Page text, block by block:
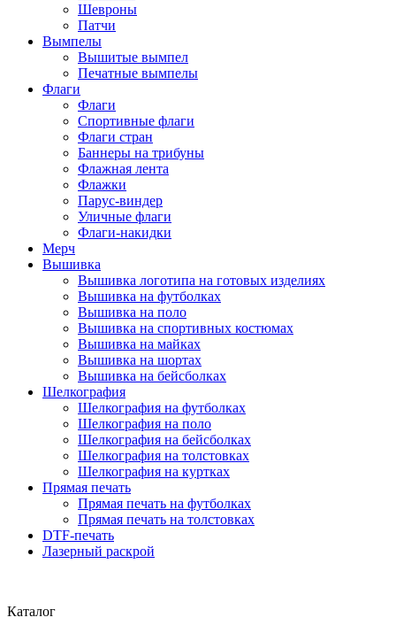
Шевроны
Патчи
Вымпелы
Вышитые вымпел
Печатные вымпелы
Флаги
Флаги
Спортивные флаги
Флаги стран
Баннеры на трибуны
Флажная лента
Флажки
Парус-виндер
Уличные флаги
Флаги-накидки
Мерч
Вышивка
Вышивка логотипа на готовых изделиях
Вышивка на футболках
Вышивка на поло
Вышивка на спортивных костюмах
Вышивка на майках
Вышивка на шортах
Вышивка на бейсболках
Шелкография
Шелкография на футболках
Шелкография на поло
Шелкография на бейсболках
Шелкография на толстовках
Шелкография на куртках
Прямая печать
Прямая печать на футболках
Прямая печать на толстовках
DTF-печать
Лазерный раскрой
Каталог